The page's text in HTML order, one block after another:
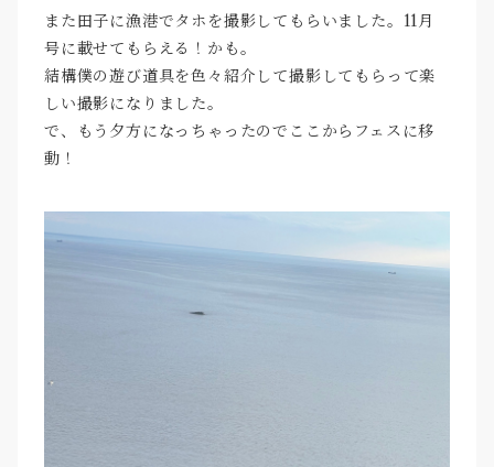
また田子に漁港でタホを撮影してもらいました。11月
号に載せてもらえる！かも。
結構僕の遊び道具を色々紹介して撮影してもらって楽
しい撮影になりました。
で、もう夕方になっちゃったのでここからフェスに移
動！